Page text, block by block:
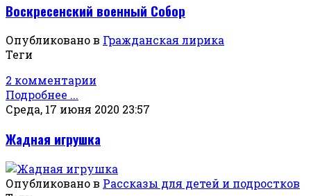
Воскресенский военный Собор
Опубликовано в Гражданская лирика
Теги
2 комментарии
Подробнее ...
Среда, 17 июня 2020 23:57
Жадная игрушка
Опубликовано в Рассказы для детей и подростков